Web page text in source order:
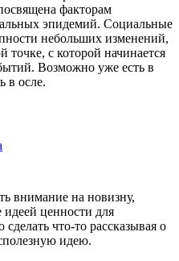
факторам
эпидемий. Социальные
небольших изменений,
точке, с которой начинается
Возможно уже есть в
в осле.
внимание на новизну,
идеей ценности для
что-то рассказывая о
идею.